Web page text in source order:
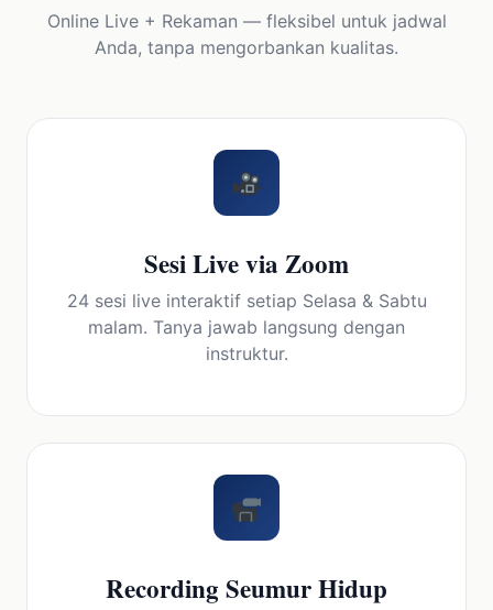
Online Live + Rekaman — fleksibel untuk jadwal
Anda, tanpa mengorbankan kualitas.
Sesi Live via Zoom
24 sesi live interaktif setiap Selasa & Sabtu
malam. Tanya jawab langsung dengan
instruktur.
Recording Seumur Hidup